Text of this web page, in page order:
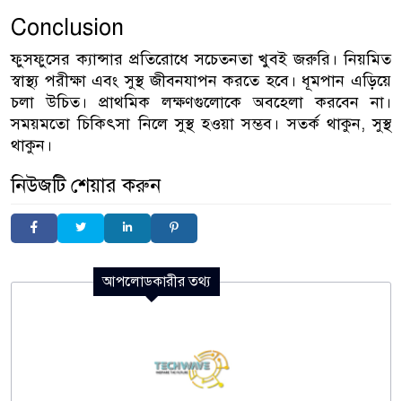
Conclusion
ফুসফুসের ক্যান্সার প্রতিরোধে সচেতনতা খুবই জরুরি। নিয়মিত
স্বাস্থ্য পরীক্ষা এবং সুস্থ জীবনযাপন করতে হবে। ধূমপান এড়িয়ে
চলা উচিত। প্রাথমিক লক্ষণগুলোকে অবহেলা করবেন না।
সময়মতো চিকিৎসা নিলে সুস্থ হওয়া সম্ভব। সতর্ক থাকুন, সুস্থ
থাকুন।
নিউজটি শেয়ার করুন
আপলোডকারীর তথ্য